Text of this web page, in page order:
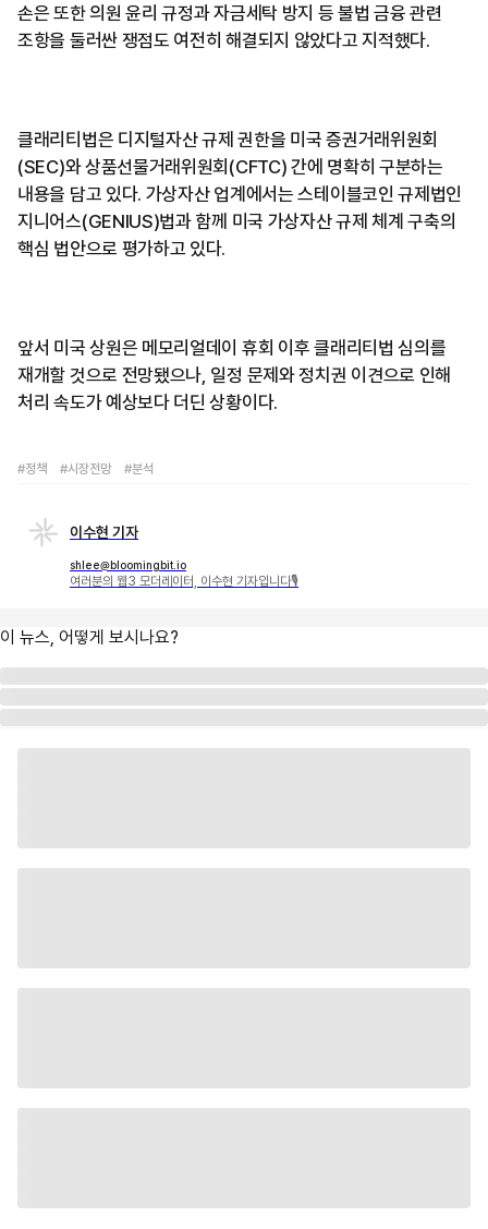
손은 또한 의원 윤리 규정과 자금세탁 방지 등 불법 금융 관련
조항을 둘러싼 쟁점도 여전히 해결되지 않았다고 지적했다.
클래리티법은 디지털자산 규제 권한을 미국 증권거래위원회
(SEC)와 상품선물거래위원회(CFTC) 간에 명확히 구분하는
내용을 담고 있다. 가상자산 업계에서는 스테이블코인 규제법인
지니어스(GENIUS)법과 함께 미국 가상자산 규제 체계 구축의
핵심 법안으로 평가하고 있다.
앞서 미국 상원은 메모리얼데이 휴회 이후 클래리티법 심의를
재개할 것으로 전망됐으나, 일정 문제와 정치권 이견으로 인해
처리 속도가 예상보다 더딘 상황이다.
#정책 #시장전망 #분석
이수현 기자
shlee@bloomingbit.io
여러분의 웹3 모더레이터, 이수현 기자입니다🎙
이 뉴스, 어떻게 보시나요?